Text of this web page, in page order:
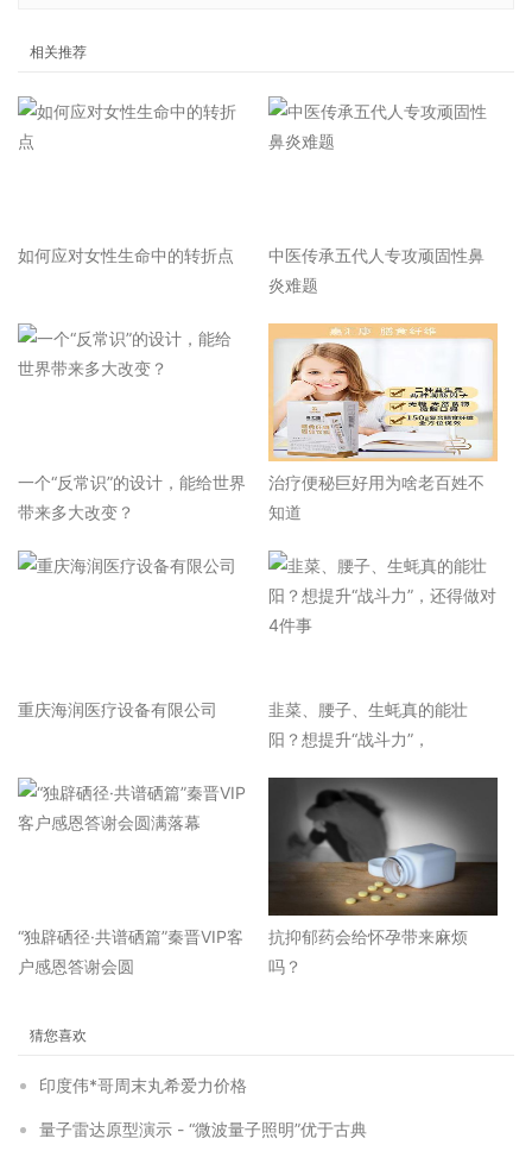
相关推荐
如何应对女性生命中的转折点
中医传承五代人专攻顽固性鼻
炎难题
一个“反常识”的设计，能给世界
带来多大改变？
治疗便秘巨好用为啥老百姓不
知道
重庆海润医疗设备有限公司
韭菜、腰子、生蚝真的能壮
阳？想提升“战斗力”，
“独辟硒径·共谱硒篇”秦晋VIP客
户感恩答谢会圆
抗抑郁药会给怀孕带来麻烦
吗？
猜您喜欢
印度伟*哥周末丸希爱力价格
量子雷达原型演示 - “微波量子照明”优于古典